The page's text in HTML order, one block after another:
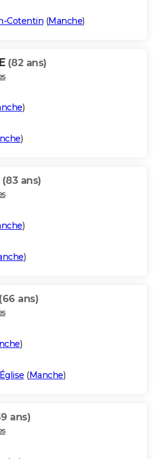
Cotentin (Manche)
(82 ans)
)
)
(83 ans)
)
)
(66 ans)
)
(Manche)
ans)